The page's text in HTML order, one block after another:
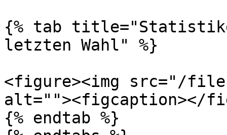
{% tab
letzten Wahl" %}
<figure><img src="/files/
alt=""><figcaption></
{% endtab %}